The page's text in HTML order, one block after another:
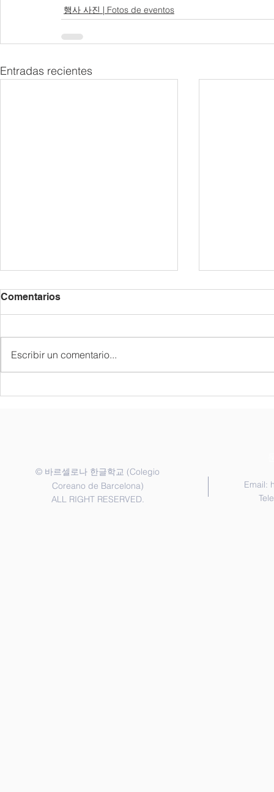
행사 사진 | Fotos de eventos
Entradas recientes
종업식 및 졸업식
Comentarios
Escribir un comentario...
© 바르셀로나 한글학교 (Colegio
Coreano de Barcelona)
ALL RIGHT RESERVED.
Email: